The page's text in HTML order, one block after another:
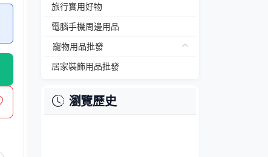
旅行實用好物
電腦手機周邊用品
寵物用品批發
居家裝飾用品批發
瀏覽歷史